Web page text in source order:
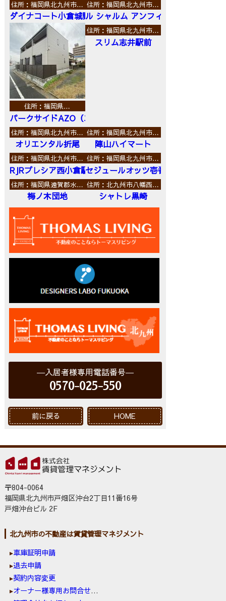
住所：福岡県北九州市…
ダイナコート小倉城野
住所：福岡県北九州市…
ル シャルム アンフィニ
住所：福岡県…
パークサイドAZO（エーゼットオー）
住所：福岡県北九州市…
スリム志井駅前
住所：福岡県北九州市…
オリエンタル折尾
住所：福岡県北九州市…
陣山ハイマート
住所：福岡県北九州市…
RJRプレシア西小倉駅前
住所：福岡県北九州市…
セジュールオッツ壱番館
住所：福岡県遠賀郡水…
梅ノ木団地
住所：北九州市八幡西…
シャトレ黒崎
入居者様専用電話番号
0570-025-550
前に戻る HOME
〒804-0064
福岡県北九州市戸畑区沖台2丁目11番16号
戸畑沖台ビル 2F
北九州市の不動産は賃貸管理マネジメント
車庫証明申請
退去申請
契約内容変更
オーナー様専用お問合せ窓口